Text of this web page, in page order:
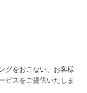
グをおこない、お客様
ビスをご提供いたしま